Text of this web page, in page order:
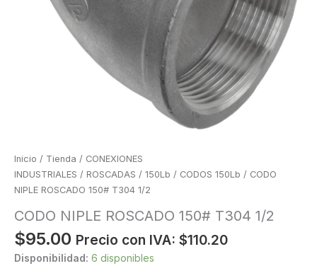
Inicio / Tienda / CONEXIONES
INDUSTRIALES / ROSCADAS / 150Lb / CODOS 150Lb / CODO
NIPLE ROSCADO 150# T304 1/2
CODO NIPLE ROSCADO 150# T304 1/2
$95.00 Precio con IVA: $110.20
Disponibilidad: 6 disponibles